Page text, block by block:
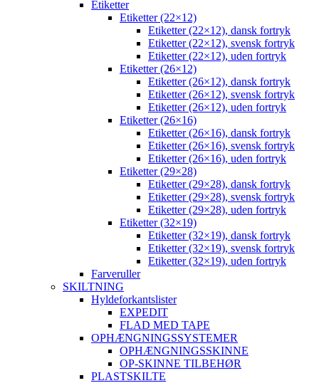
Etiketter
Etiketter (22×12)
Etiketter (22×12), dansk fortryk
Etiketter (22×12), svensk fortryk
Etiketter (22×12), uden fortryk
Etiketter (26×12)
Etiketter (26×12), dansk fortryk
Etiketter (26×12), svensk fortryk
Etiketter (26×12), uden fortryk
Etiketter (26×16)
Etiketter (26×16), dansk fortryk
Etiketter (26×16), svensk fortryk
Etiketter (26×16), uden fortryk
Etiketter (29×28)
Etiketter (29×28), dansk fortryk
Etiketter (29×28), svensk fortryk
Etiketter (29×28), uden fortryk
Etiketter (32×19)
Etiketter (32×19), dansk fortryk
Etiketter (32×19), svensk fortryk
Etiketter (32×19), uden fortryk
Farveruller
SKILTNING
Hyldeforkantslister
EXPEDIT
FLAD MED TAPE
OPHÆNGNINGSSYSTEMER
OPHÆNGNINGSSKINNE
OP-SKINNE TILBEHØR
PLASTSKILTE